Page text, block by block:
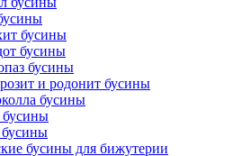
бусины
бусины
бусины
и родонит бусины
бусины
бусины для бижутерии